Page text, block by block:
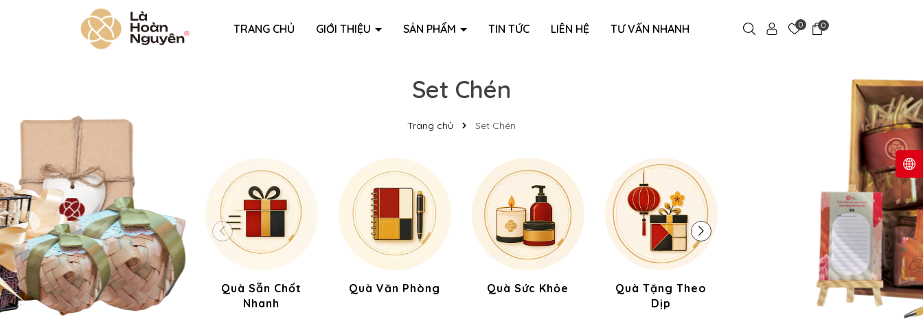
TRANG CHỦ GIỚI THIỆU SẢN PHẨM TIN TỨC LIÊN HỆ TƯ VẤN NHANH 0 0
Set Chén
Trang chủ Set Chén
Quà Sẵn Chốt
Nhanh
Quà Văn Phòng Quà Sức Khỏe
Quà Tặng Theo
Dịp
Quà Gia Dụng Quà